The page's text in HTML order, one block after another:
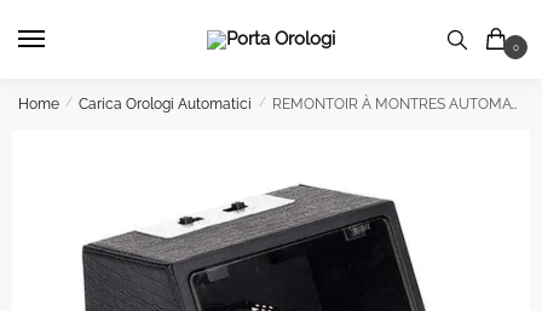
0
Home / Carica Orologi Automatici / REMONTOIR À MONTRES AUTOMATIQUES CROCO 2 Posti